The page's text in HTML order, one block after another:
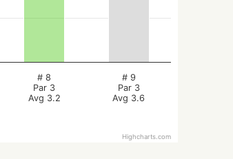
# 8
Par 3
Avg 3.2
# 9
Par 3
Avg 3.6
Highcharts.com